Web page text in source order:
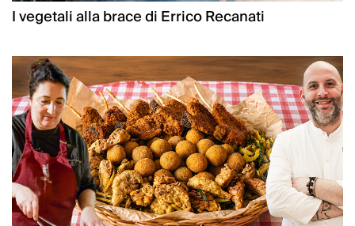
I vegetali alla brace di Errico Recanati